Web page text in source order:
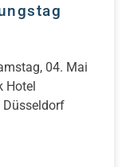
04. Mai
Hotel
Düsseldorf